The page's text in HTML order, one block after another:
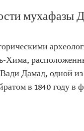
мухафазы
Хима,
Дамад, одной
в 1840 году в